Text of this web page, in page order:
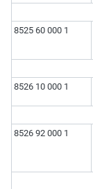
8525 60 000 1
8526 10 000 1
8526 92 000 1